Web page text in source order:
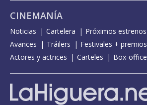
CINEMANÍA
Noticias Cartelera Próximos estrenos
Avances
Tráilers
Festivales + premios
Actores y actrices
Carteles Box-office